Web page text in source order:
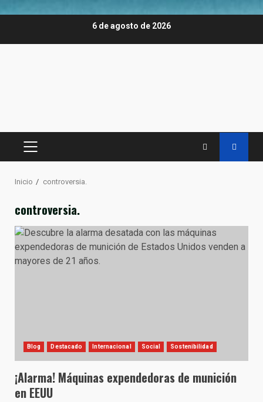
6 de agosto de 2026
MENÚ
Inicio controversia.
controversia.
Blog Destacado Internacional Social Sostenibilidad
¡Alarma! Máquinas expendedoras de munición
en EEUU